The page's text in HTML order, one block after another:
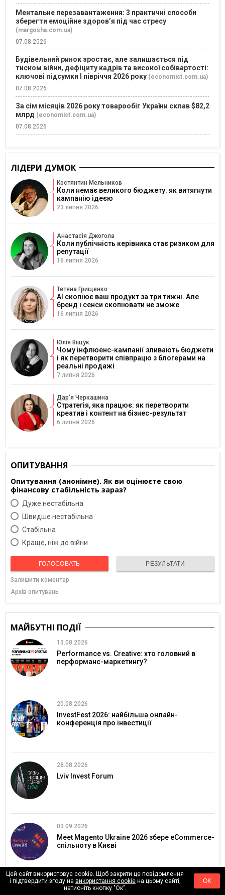
Ментальне перезавантаження: 3 практичні способи
зберегти емоційне здоров’я під час стресу
(margosha.com.ua)
07.08.2026
Будівельний ринок зростає, але залишається під
тиском війни, дефіциту кадрів та високої собівартості:
ключові підсумки І півріччя 2026 року (economist.com.ua)
07.08.2026
За сім місяців 2026 року товарообіг України склав $82,2
млрд (economist.com.ua)
07.08.2026
ЛІДЕРИ ДУМОК
Костянтин Мельников
Коли немає великого бюджету: як витягнути
кампанію ідеєю
23 липня 2026
Анастасія Джогола
Коли публічність керівника стає ризиком для
репутації
16 липня 2026
Тетяна Грищенко
AI скопіює ваш продукт за три тижні. Але
бренд і сенси скопіювати не зможе
16 липня 2026
Юлія Віщук
Чому інфлюенс-кампанії зливають бюджети
і як перетворити співпрацю з блогерами на
реальні продажі
7 липня 2026
Дарʼя Черкашина
Стратегія, яка працює: як перетворити
креатив і контент на бізнес-результат
6 липня 2026
ОПИТУВАННЯ
Опитування (анонімне). Як ви оцінюєте свою
фінансову стабільність зараз?
Дуже нестабільна
Швидше нестабільна
Cтабільна
Краще, ніж до війни
ГОЛОСОВАТЬ РЕЗУЛЬТАТИ
Залишити коментар
Архів опитувань
МАЙБУТНІ ПОДІЇ
13.08.2026
Performance vs. Creative: хто головний в
перформанс-маркетингу?
20.08.2026
InvestFest 2026: найбільша онлайн-
конференція про інвестиції
28.08.2026
Lviv Invest Forum
03.09.2026
Meet Magento Ukraine 2026 збере eCommerce-
спільноту в Києві
09.09.2026
Цей сайт використовує cookie. Щоб закрити це повідомлення
і підтвердити згоду на використання cookieна цьому сайті,
натисніть кнопку "Ок".
ОК